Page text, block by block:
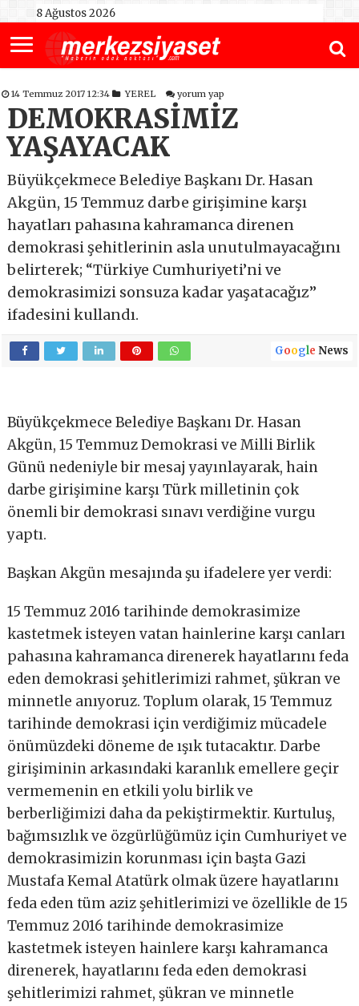
8 Ağustos 2026
14 Temmuz 2017 12:34 YEREL yorum yap
DEMOKRASİMİZ
YAŞAYACAK
Büyükçekmece Belediye Başkanı Dr. Hasan
Akgün, 15 Temmuz darbe girişimine karşı
hayatları pahasına kahramanca direnen
demokrasi şehitlerinin asla unutulmayacağını
belirterek; “Türkiye Cumhuriyeti’ni ve
demokrasimizi sonsuza kadar yaşatacağız”
ifadesini kullandı.
Google News
Büyükçekmece Belediye Başkanı Dr. Hasan
Akgün, 15 Temmuz Demokrasi ve Milli Birlik
Günü nedeniyle bir mesaj yayınlayarak, hain
darbe girişimine karşı Türk milletinin çok
önemli bir demokrasi sınavı verdiğine vurgu
yaptı.
Başkan Akgün mesajında şu ifadelere yer verdi:
15 Temmuz 2016 tarihinde demokrasimize
kastetmek isteyen vatan hainlerine karşı canları
pahasına kahramanca direnerek hayatlarını feda
eden demokrasi şehitlerimizi rahmet, şükran ve
minnetle anıyoruz. Toplum olarak, 15 Temmuz
tarihinde demokrasi için verdiğimiz mücadele
önümüzdeki döneme de ışık tutacaktır. Darbe
girişiminin arkasındaki karanlık emellere geçir
vermemenin en etkili yolu birlik ve
berberliğimizi daha da pekiştirmektir. Kurtuluş,
bağımsızlık ve özgürlüğümüz için Cumhuriyet ve
demokrasimizin korunması için başta Gazi
Mustafa Kemal Atatürk olmak üzere hayatlarını
feda eden tüm aziz şehitlerimizi ve özellikle de 15
Temmuz 2016 tarihinde demokrasimize
kastetmek isteyen hainlere karşı kahramanca
direnerek, hayatlarını feda eden demokrasi
şehitlerimizi rahmet, şükran ve minnetle